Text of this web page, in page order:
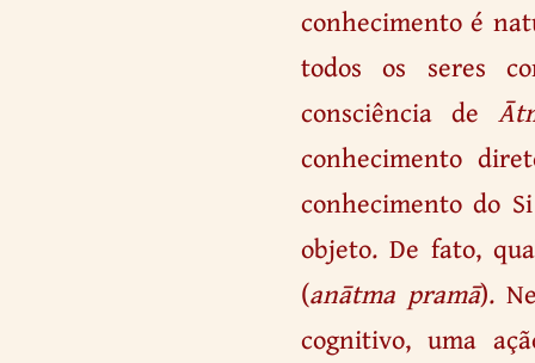
conhecimento é
todos os seres
consciência de
conhecimento
conhecimento do
objeto. De fato,
(anātma pramā).
cognitivo, uma